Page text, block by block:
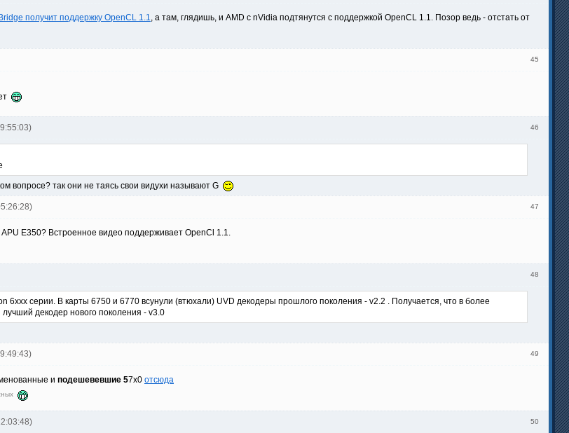
получит поддержку OpenCL 1.1, а там, глядишь, и AMD с nVidia подтянутся с поддержкой OpenCL 1.1. Позор ведь - отстать от
45
46
вопросе? так они не таясь свои видухи называют G
47
E350? Встроенное видео поддерживает OpenCl 1.1.
48
6xxx серии. В карты 6750 и 6770 всунули (втюхали) UVD декодеры прошлого поколения - v2.2 . Получается, что в более
декодер нового поколения - v3.0
49
и подешевевшие 57х0 отсюда
50